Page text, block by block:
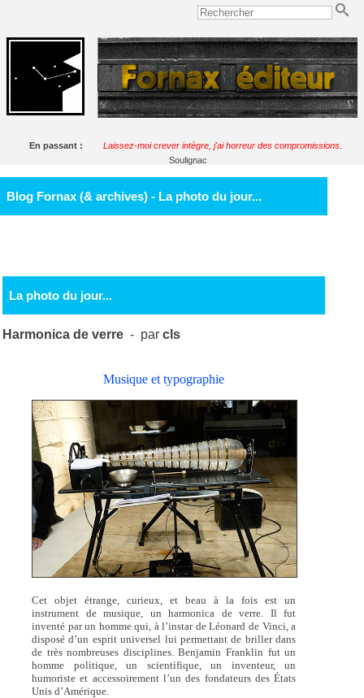
En passant :
Laissez-moi crever intègre, j'ai horreur des compromissions.
Soulignac
Blog Fornax (& archives) - La photo du jour...
La photo du jour...
Harmonica de verre - parcls
Musique et typographie
Cet objet étrange, curieux, et beau à la fois est un
instrument de musique, un harmonica de verre. Il fut
inventé par un homme qui, à l’instar de Léonard de Vinci, a
disposé d’un esprit universel lui permettant de briller dans
de très nombreuses disciplines. Benjamin Franklin fut un
homme politique, un scientifique, un inventeur, un
humoriste et accessoirement l’un des fondateurs des États
Unis d’Amérique.